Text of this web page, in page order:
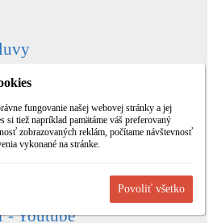
- Youtube
fungovanie našej webovej stránky a jej
tiež napríklad pamätáme váš preferovaný
zobrazovaných reklám, počítame návštevnosť
vykonané na stránke.
Povoliť všetko